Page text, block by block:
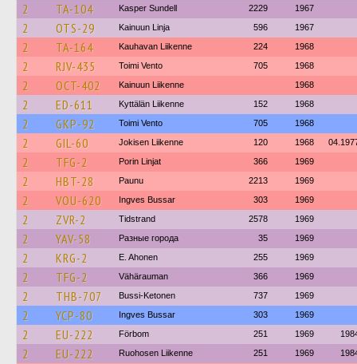
2 TA-104 Kasper Sundell 2229 1967
2 OTS-29 Kainuun Linja 596 1967
2 TA-164 Kauhavan Liikenne 224 1968
2 RJV-435 Toimi Vento 705 1968
2 OCT-402 Kainuun Liikenne 1968
2 ED-611 Kyttälän Liikenne 152 1968
2 GKP-92 Toimi Vento 705 1968
2 GIL-60 Jokisen Liikenne 120 1968
2 TFG-2 Porin Linjat 366 1969
2 HBT-28 Paunu 2213 1969
2 VOU-620 Ingves Bussar 303 1969
2 ZVR-2 Tidstrand 2578 1969
2 YAV-58 Разные города 35 1969
2 KRG-2 E. Ahonen 255 1969
2 TFG-2 Vähärauman 366 1969
2 THB-707 Bussi-Ketonen 737 1969
2 YCP-80 Ingves Bussar 303 1969
2 EU-222 Förbom 251 1969
2 EU-222 Ruohosen Liikenne 251 1969